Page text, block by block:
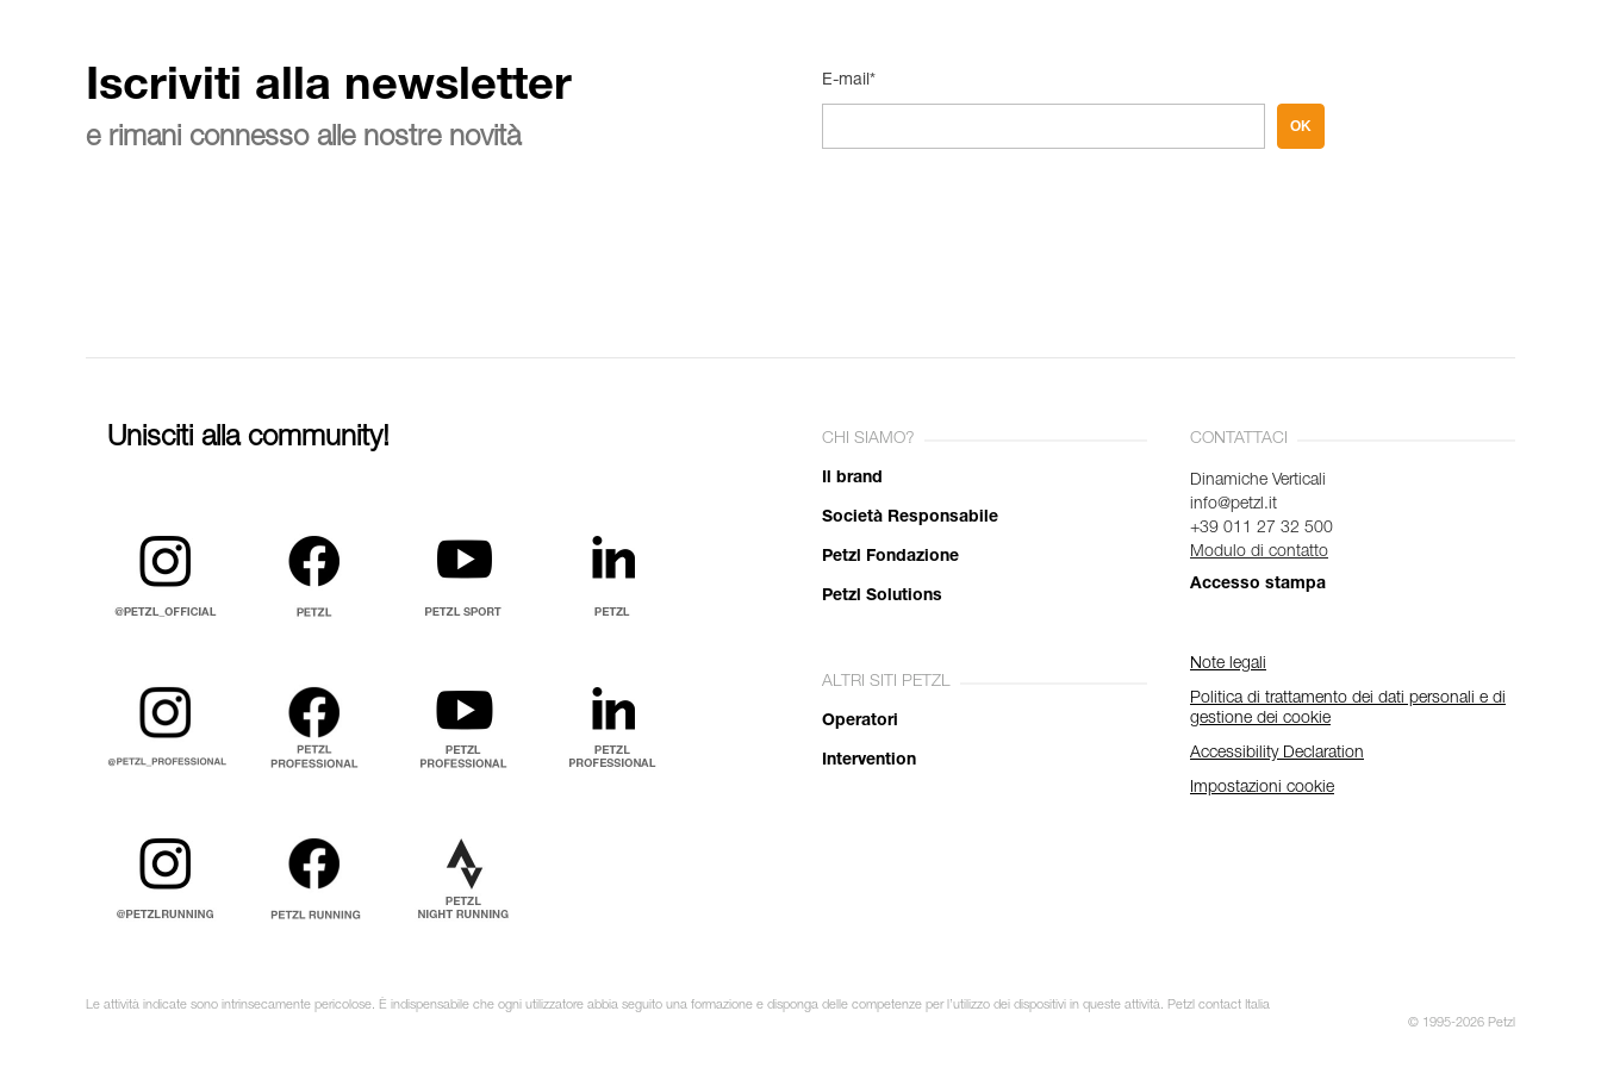
Iscriviti alla newsletter
e rimani connesso alle nostre novità
E-mail*
OK
Unisciti alla community! CHI SIAMO?
Il brand
Società Responsabile
Petzl Fondazione
Petzl Solutions
ALTRI SITI PETZL
Operatori
Intervention
CONTATTACI
Dinamiche Verticali
info@petzl.it
+39 011 27 32 500
Modulo di contatto
Accesso stampa
Note legali
Politica di trattamento dei dati personali e di
gestione dei cookie
Accessibility Declaration
Impostazioni cookie
Le attività indicate sono intrinsecamente pericolose. È indispensabile che ogni utilizzatore abbia seguito una formazione e disponga delle competenze per l’utilizzo dei dispositivi in queste attività. Petzl contact Italia
© 1995-2026 Petzl